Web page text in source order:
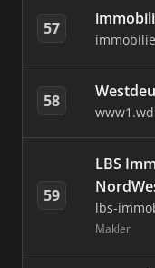
57
58
59
LBS
lbs-
Makler